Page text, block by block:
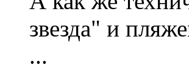
звезда" и
...